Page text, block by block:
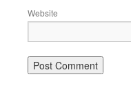
Website